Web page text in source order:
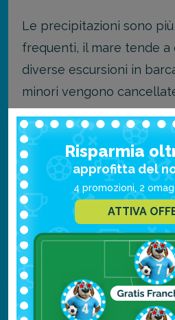
Le precipitazioni sono
frequenti, il mare tende a
diverse escursioni in
minori vengono
sicurezza.
Questo non significa che
cancellata dai
offre meno di quanto
secchi.
Chi sceglie comunque le
questo periodo trova in
bassi e spiagge meno
Risparmia
approfitta del
4 promozioni, 2
ATTIVA